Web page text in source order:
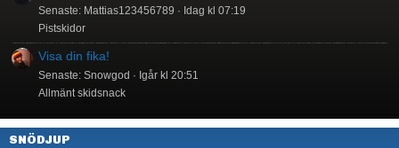
Senaste: Mattias123456789
Idag kl 07:19
Pistskidor
Visa din fika!
Senaste: Snowgod
Igår kl 20:51
Allmänt skidsnack
SNÖDJUP